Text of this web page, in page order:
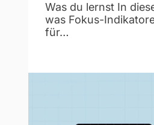
Was du lernst In
was Fokus-
für…